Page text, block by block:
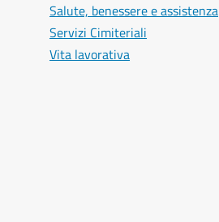
Salute, benessere e assistenza
Servizi Cimiteriali
Vita lavorativa